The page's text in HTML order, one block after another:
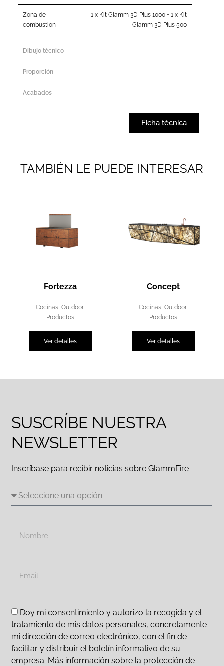
Zona de
combustion
1 x Kit Glamm 3D Plus 1000 + 1 x Kit
Glamm 3D Plus 500
Dibujo técnico
Proporción
Acabados
Ficha técnica
TAMBIÉN LE PUEDE INTERESAR
Fortezza
Cocinas, Outdoor,
Productos
Ver detalles
Concept
Cocinas ,Outdoor,
Productos
Ver detalles
SUSCRÍBE NUESTRA
NEWSLETTER
Inscríbase para recibir noticias sobre GlammFire
Doy mi consentimiento y autorizo la recogida y el
tratamiento de mis datos personales, concretamente
mi dirección de correo electrónico, con el fin de
facilitar y distribuir el boletín informativo de su
empresa. Más información sobre la protección de